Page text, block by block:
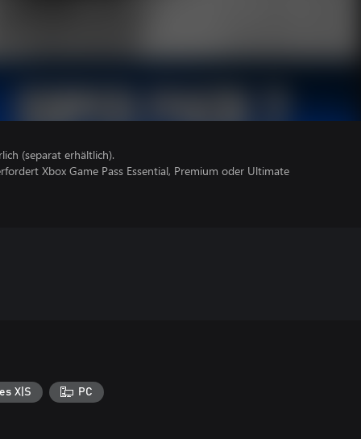
(separat erhältlich).
Xbox Game Pass Essential, Premium oder Ultimate
X|S PC